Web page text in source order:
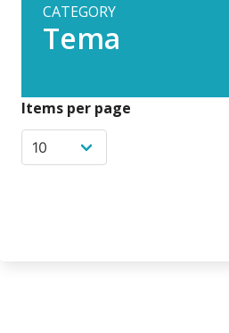
CATEGORY
Tema
Items per page